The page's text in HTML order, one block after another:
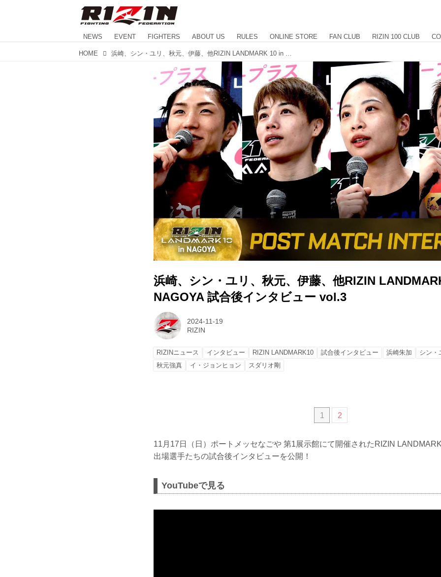
NEWS EVENT FIGHTERS ABOUT US RULES ONLINE STORE FAN CLUB RIZIN 100 CLUB
HOME
浜崎、シン・ユリ、秋元、伊藤、他RIZIN
NAGOYA 試合後インタビュー vol.3
2024-11-19
RIZIN
RIZINニュース インタビュー RIZIN LANDMARK10 試合後インタビュー 浜崎朱加
シン・
秋元強真
イ・ジョンヒョン スダリオ剛
1 2
11月17日（日）ポートメッセなごや 第1展示館にて開催されたRIZIN
出場選手たちの試合後インタビューを公開！
YouTubeで見る